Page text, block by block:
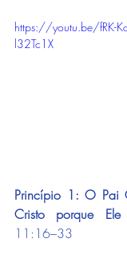
https://youtu.be/fRK-
l32Tc1X
Princípio 1: O Pai
Cristo porque
11:16–33